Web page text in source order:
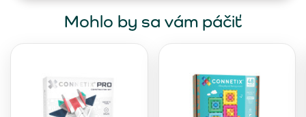
Mohlo by sa vám páčiť